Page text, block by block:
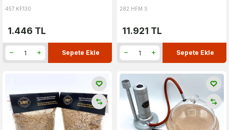
457.KF130
1.446 TL
Sepete Ekle
282.HFM.S
11.921 TL
Sepete Ekle